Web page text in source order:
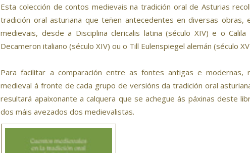
Esta colección de contos medievais na tradición oral de Asturias
tradición oral asturiana que teñen antecedentes en diversas obras,
medievais, desde a Disciplina clericalis latina (século XIV) e o
Decameron italiano (século XIV) ou o Till Eulenspiegel alemán (século
Para facilitar a comparación entre as fontes antigas e
medieval á fronte de cada grupo de versións da tradición oral
resultará apaixonante a calquera que se achegue ás páxinas deste
dos máis avezados dos medievalistas.